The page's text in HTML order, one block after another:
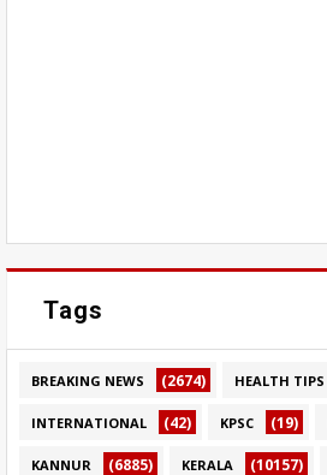
Tags
BREAKING NEWS (2674) HEALTH TIPS
INTERNATIONAL (42) KPSC (19)
KANNUR (6885) KERALA (10157)